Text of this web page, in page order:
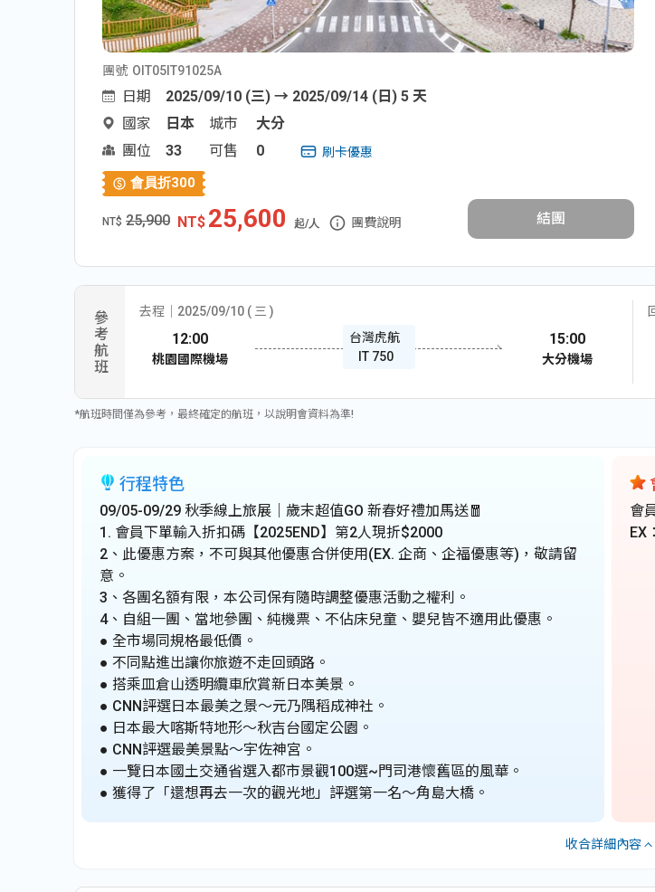
團號 OIT05IT91025A
日期
2025/09/10 (三) → 2025/09/14 (日) 5 天
國家
日本
團位
33
城市
大分
可售
0 刷卡優惠
會員折300
NT$ 25,900 25,600 起/人 團費說明 結團
參考航班
去程│2025/09/10 ( 三 )
台灣虎航
IT 750
12:00
桃園國際機場
15:00
大分機場
*航班時間僅為參考，最終確定的航班，以說明會資料為準!
行程特色
09/05-09/29 秋季線上旅展｜歲末超值GO 新春好禮加馬送🧧
1. 會員下單輸入折扣碼【2025END】第2人現折$2000
2、此優惠方案，不可與其他優惠合併使用(EX. 企商、企福優惠等)，敬請留
意。
3、各團名額有限，本公司保有隨時調整優惠活動之權利。
4、自組一團、當地參團、純機票、不佔床兒童、嬰兒皆不適用此優惠。
● 全市場同規格最低價。
● 不同點進出讓你旅遊不走回頭路。
● 搭乘皿倉山透明纜車欣賞新日本美景。
● CNN評選日本最美之景～元乃隅稻成神社。
● 日本最大喀斯特地形～秋吉台國定公園。
● CNN評選最美景點～宇佐神宮。
● 一覽日本國土交通省選入都市景觀100選~門司港懷舊區的風華。
● 獲得了「還想再去一次的觀光地」評選第一名～角島大橋。
會
EX